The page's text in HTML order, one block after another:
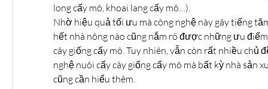
long cấy mô, khoai lang cấy mô…).
Nhờ hiệu quả tối ưu mà công nghệ này gây tiếng
hết nhà nông nào cũng nắm rõ được những ưu
cây giống cấy mô. Tuy nhiên, vẫn còn rất nhiều chủ
nghệ nuôi cấy cây giống cấy mô mà bất kỳ nhà sản
cũng cần hiểu thêm.